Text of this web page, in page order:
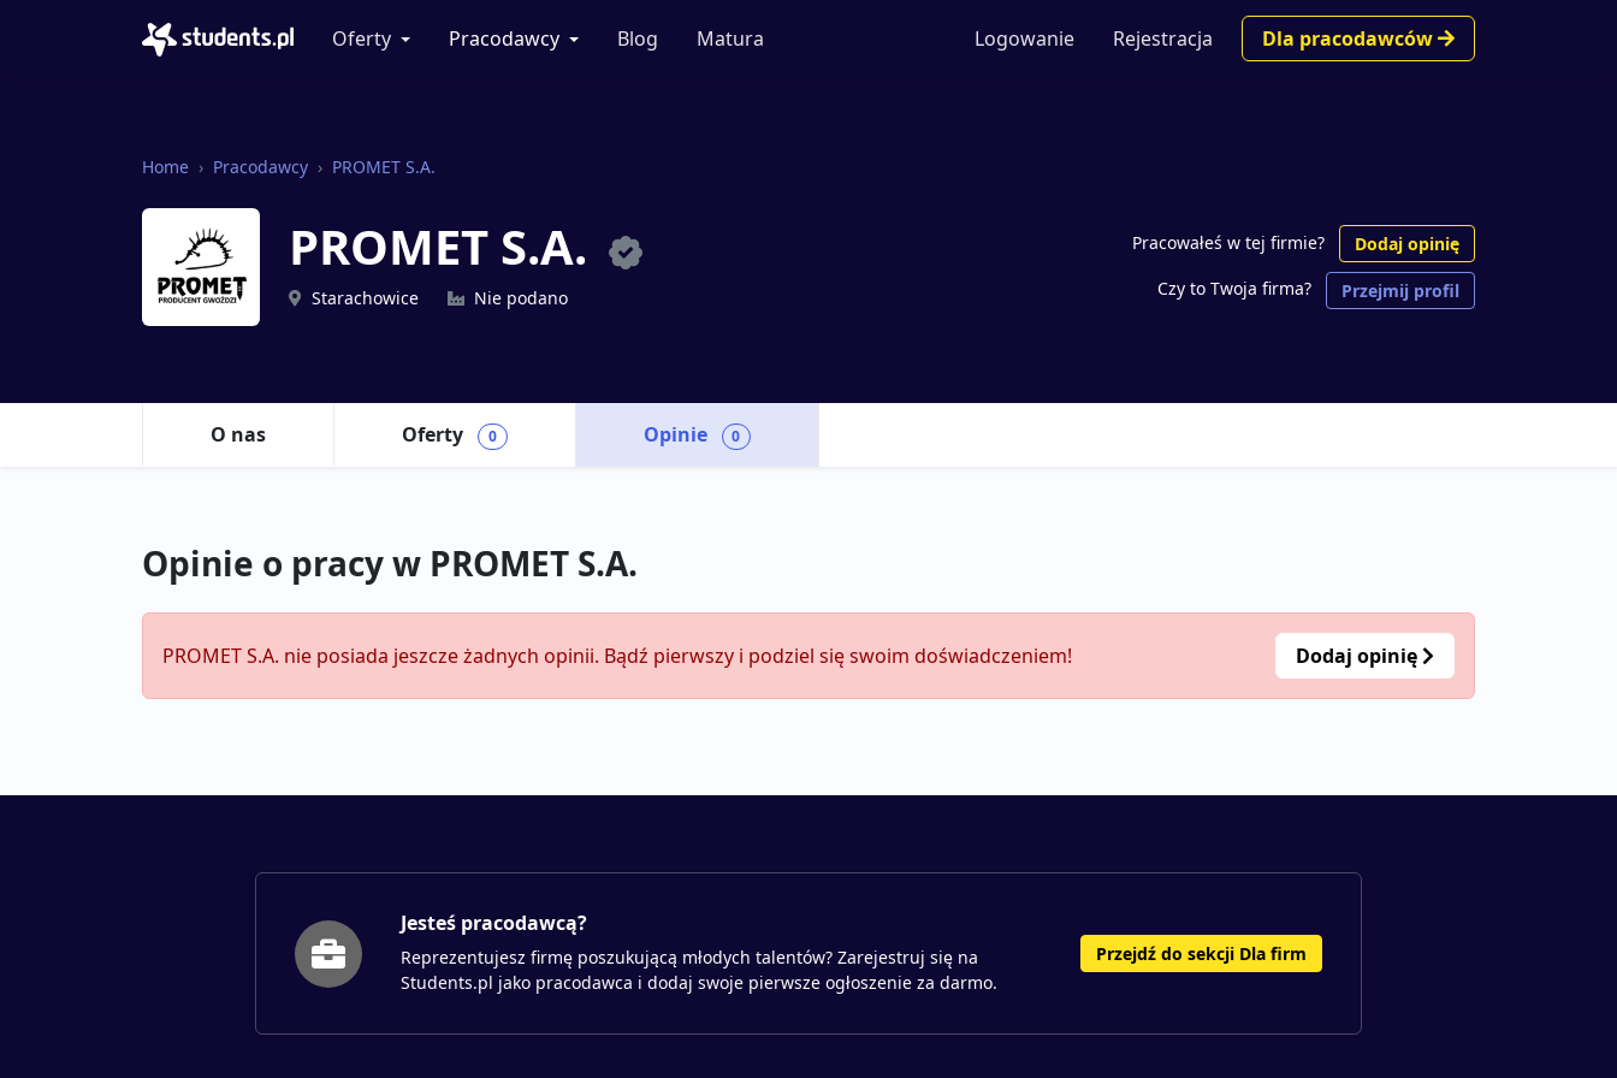
Oferty Pracodawcy Blog Matura Logowanie Rejestracja Dla pracodawców
Home Pracodawcy PROMET S.A.
PROMET S.A.
Starachowice Nie podano
Pracowałeś w tej firmie?
Dodaj opinię
Czy to Twoja firma?
Przejmij profil
O nas Oferty 0 Opinie 0
Opinie o pracy w PROMET S.A.
PROMET S.A. nie posiada jeszcze żadnych opinii. Bądź pierwszy i podziel się swoim doświadczeniem! Dodaj opinię
Jesteś pracodawcą?
Reprezentujesz firmę poszukującą młodych talentów? Zarejestruj się na
Students.pl jako pracodawca i dodaj swoje pierwsze ogłoszenie za darmo.
Przejdź do sekcji Dla firm